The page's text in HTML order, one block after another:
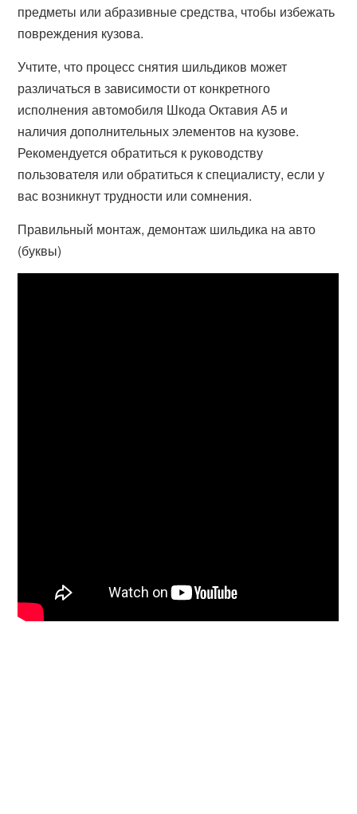
предметы или абразивные средства, чтобы избежать
повреждения кузова.
Учтите, что процесс снятия шильдиков может
различаться в зависимости от конкретного
исполнения автомобиля Шкода Октавия А5 и
наличия дополнительных элементов на кузове.
Рекомендуется обратиться к руководству
пользователя или обратиться к специалисту, если у
вас возникнут трудности или сомнения.
Правильный монтаж, демонтаж шильдика на авто
(буквы)